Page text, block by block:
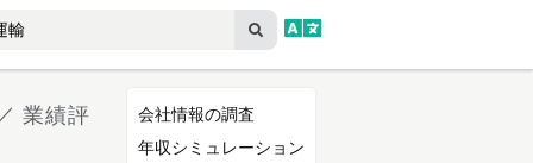
業績評
会社情報の調査
年収シミュレーション